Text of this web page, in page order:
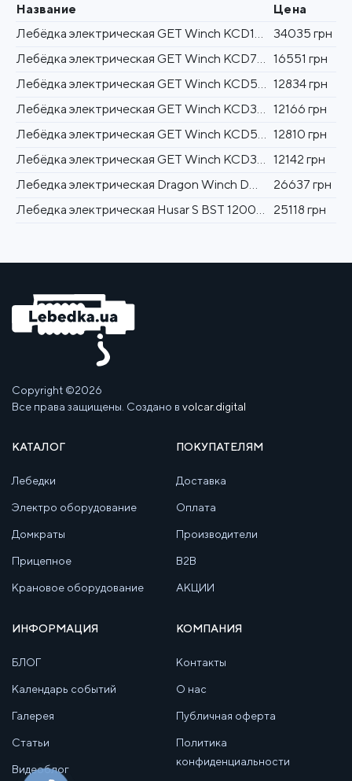
Название
Цена
34035 грн
16551 грн
12834 грн
12166 грн
12810 грн
12142 грн
26637 грн
25118 грн
Copyright ©2026
Все права защищены. Создано в volcar.digital
КАТАЛОГ
Лебедки
Электро оборудование
Домкраты
Прицепное
Крановое оборудование
ПОКУПАТЕЛЯМ
Доставка
Оплата
Производители
B2B
АКЦИИ
ИНФОРМАЦИЯ
БЛОГ
Календарь событий
Галерея
Статьи
Видеоблог
КОМПАНИЯ
Контакты
О нас
Публичная оферта
Политика
конфиденциальности